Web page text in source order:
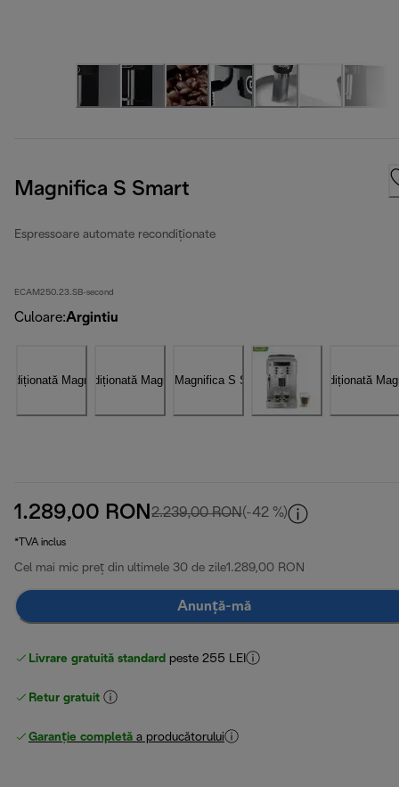
Magnifica S Smart
Espressoare automate recondiționate
ECAM250.23.SB-second
Culoare:Argintiu
1.289,00 RON 2.239,00 RONpreț inițial 2.239,00 RON
(-42 %)
*TVA inclus
Cel mai mic preț din ultimele 30 de zile1.289,00 RON
Anunță-mă
Livrare gratuită standard peste 255 LEI
Retur gratuit
Garanție completă a producătorului